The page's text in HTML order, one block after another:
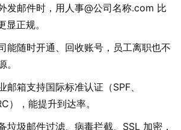
发邮件时，用人事@公司名称.com 比
正规。
能随时开通、回收账号，员工离职也不
邮箱支持国际标准认证（SPF、
），能提升到达率。
垃圾邮件过滤、病毒拦截、SSL 加密，